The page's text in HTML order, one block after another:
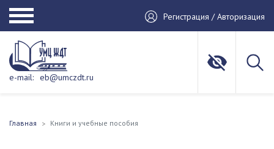
Регистрация / Авторизация
e-mail: eb@umczdt.ru
Главная Книги и учебные пособия